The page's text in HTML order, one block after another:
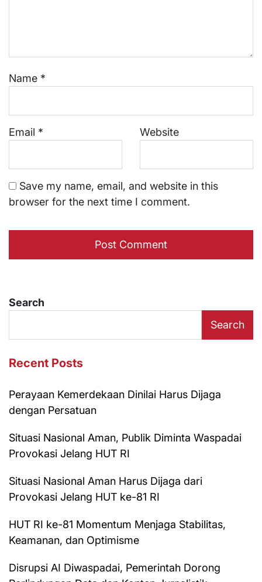
Name *
Email * Website
Save my name, email, and website in this
browser for the next time I comment.
Search
Search
Recent Posts
Perayaan Kemerdekaan Dinilai Harus Dijaga
dengan Persatuan
Situasi Nasional Aman, Publik Diminta Waspadai
Provokasi Jelang HUT RI
Situasi Nasional Aman Harus Dijaga dari
Provokasi Jelang HUT ke-81 RI
HUT RI ke-81 Momentum Menjaga Stabilitas,
Keamanan, dan Optimisme
Disrupsi AI Diwaspadai, Pemerintah Dorong